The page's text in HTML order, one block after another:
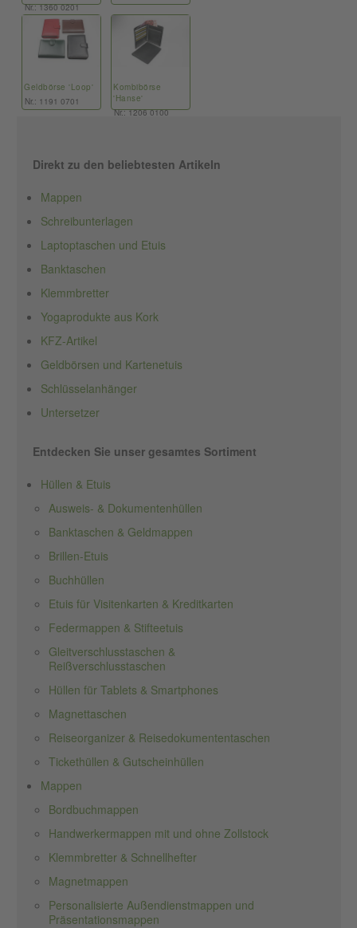
Nr.: 1360 0201
Geldbörse 'Loop'
Nr.: 1191 0701
Kombibörse
'Hanse'
Nr.: 1206 0100
Direkt zu den beliebtesten Artikeln
Mappen
Schreibunterlagen
Laptoptaschen und Etuis
Banktaschen
Klemmbretter
Yogaprodukte aus Kork
KFZ-Artikel
Geldbörsen und Kartenetuis
Schlüsselanhänger
Untersetzer
Entdecken Sie unser gesamtes Sortiment
Hüllen & Etuis
Ausweis- & Dokumentenhüllen
Banktaschen & Geldmappen
Brillen-Etuis
Buchhüllen
Etuis für Visitenkarten & Kreditkarten
Federmappen & Stifteetuis
Gleitverschlusstaschen &
Reißverschlusstaschen
Hüllen für Tablets & Smartphones
Magnettaschen
Reiseorganizer & Reisedokumententaschen
Tickethüllen & Gutscheinhüllen
Mappen
Bordbuchmappen
Handwerkermappen mit und ohne Zollstock
Klemmbretter & Schnellhefter
Magnetmappen
Personalisierte Außendienstmappen und
Präsentationsmappen